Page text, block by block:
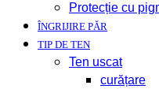
Protecție cu
ÎNGRIJIRE PĂR
TIP DE TEN
Ten uscat
curățare